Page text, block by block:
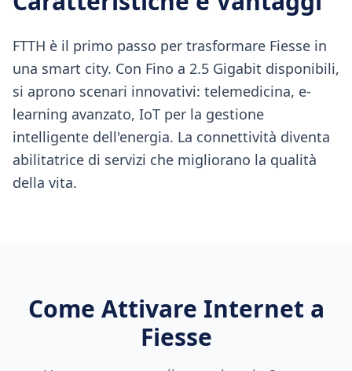
FTTH è il primo passo per trasformare Fiesse in
una smart city. Con Fino a 2.5 Gigabit disponibili,
si aprono scenari innovativi: telemedicina, e-
learning avanzato, IoT per la gestione
intelligente dell'energia. La connettività diventa
abilitatrice di servizi che migliorano la qualità
della vita.
Come Attivare Internet a
Fiesse